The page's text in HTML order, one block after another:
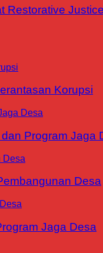
Restorative
Korupsi
Program Jaga
Desa
Jaga Desa